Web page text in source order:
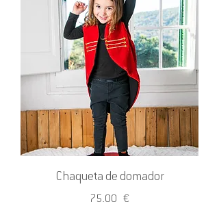
Chaqueta de domador
Precio
75,00 €